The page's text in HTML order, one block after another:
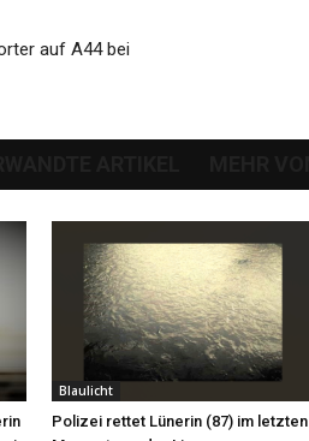
auf A44 bei
Blaulicht
Polizei rettet Lünerin (87) im letzten